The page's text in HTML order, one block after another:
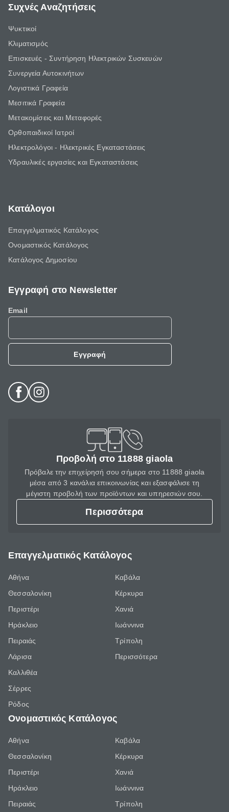
Συχνές Αναζητήσεις
Ψυκτικοί
Κλιματισμός
Επισκευές - Συντήρηση Ηλεκτρικών Συσκευών
Συνεργεία Αυτοκινήτων
Λογιστικά Γραφεία
Μεσιτικά Γραφεία
Μετακομίσεις και Μεταφορές
Ορθοπαιδικοί Ιατροί
Ηλεκτρολόγοι - Ηλεκτρικές Εγκαταστάσεις
Υδραυλικές εργασίες και Εγκαταστάσεις
Κατάλογοι
Επαγγελματικός Κατάλογος
Ονομαστικός Κατάλογος
Κατάλογος Δημοσίου
Εγγραφή στο Newsletter
Email
Εγγραφή
Προβολή στο 11888 giaola
Πρόβαλε την επιχείρησή σου σήμερα στο 11888 giaola
μέσα από 3 κανάλια επικοινωνίας και εξασφάλισε τη
μέγιστη προβολή των προϊόντων και υπηρεσιών σου.
Περισσότερα
Επαγγελματικός Κατάλογος
Αθήνα
Θεσσαλονίκη
Περιστέρι
Ηράκλειο
Πειραιάς
Λάρισα
Καλλιθέα
Σέρρες
Ρόδος
Καβάλα
Κέρκυρα
Χανιά
Ιωάννινα
Τρίπολη
Περισσότερα
Ονομαστικός Κατάλογος
Αθήνα
Θεσσαλονίκη
Περιστέρι
Ηράκλειο
Πειραιάς
Καβάλα
Κέρκυρα
Χανιά
Ιωάννινα
Τρίπολη